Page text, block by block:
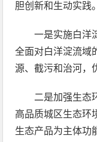
胆创新和生动实践。
一是实施白洋
全面对白洋淀流域
源、截污和治河，
二是加强生态
高品质城区生态环
生态产品为主体功